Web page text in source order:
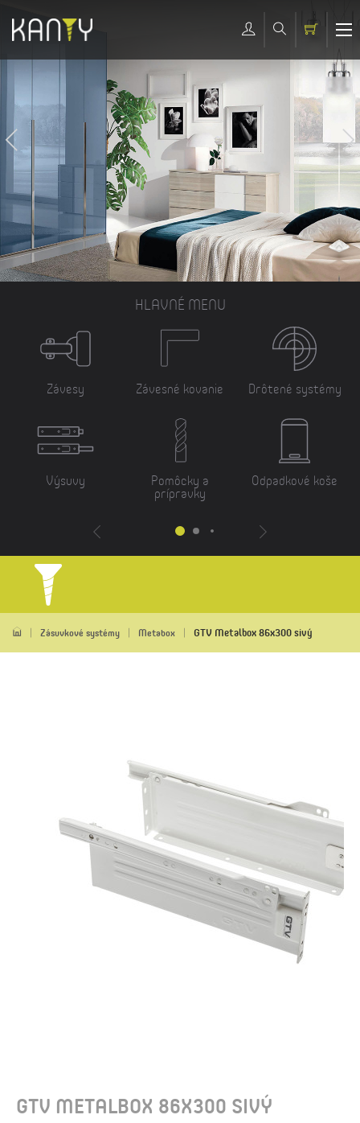
HLAVNÉ MENU
Závesy
Výsuvy
Závesné kovanie
Pomôcky a
prípravky
Drôtené systémy
Odpadkové koše
Zásuvkové systémy Metabox GTV Metalbox 86x300 sivý
GTV METALBOX 86X300 SIVÝ